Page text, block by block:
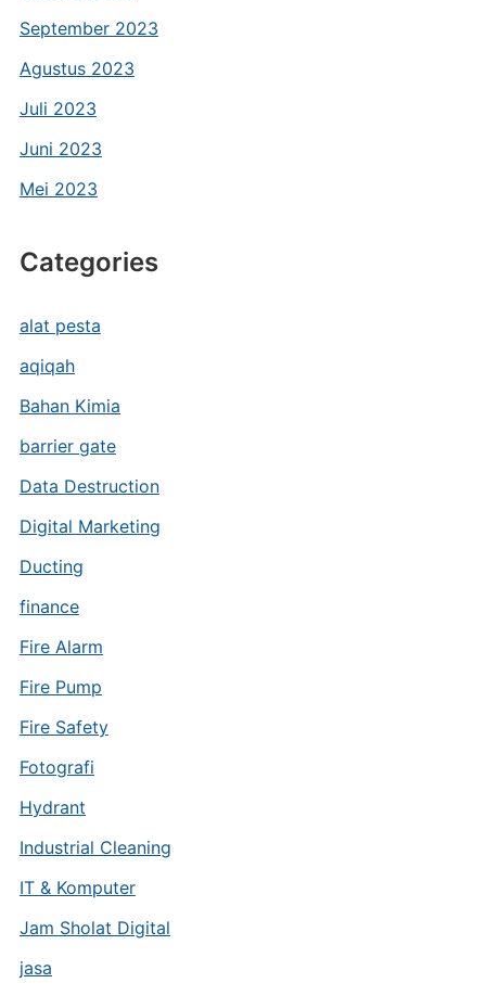
September 2023
Agustus 2023
Juli 2023
Juni 2023
Mei 2023
Categories
alat pesta
aqiqah
Bahan Kimia
barrier gate
Data Destruction
Digital Marketing
Ducting
finance
Fire Alarm
Fire Pump
Fire Safety
Fotografi
Hydrant
Industrial Cleaning
IT & Komputer
Jam Sholat Digital
jasa